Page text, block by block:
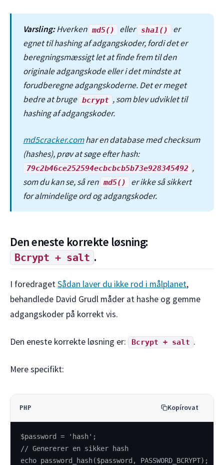
Varsling:Hverken md5() eller sha1()
er
egnet til hashing af adgangskoder, fordi det er
beregningsmæssigt let at finde frem til den
originale adgangskode eller i det mindste at
forudberegne adgangskoderne. Det er meget
bedre at bruge bcrypt , som blev udviklet til
hashing af adgangskoder.
md5cracker.comhar en database med checksum
(hashes), prøv at søge efter hash:
79c2b46ce252594ecbcbcb5b73e928345492 ,
som du kan se, så ren md5()
er ikke så sikkert
for almindelige ord og adgangskoder.
Den eneste korrekte løsning:
Bcrypt + salt .
I foredragetSådan laver du ikke rod i målplanet,
behandlede David Grudl måder at hashe og gemme
adgangskoder på korrekt vis.
Den eneste korrekte løsning er: Bcrypt + salt .
Mere specifikt:
PHP Kopírovat
$password = 'hash';
// Genererer en sikker hash
echo password_hash($password, PASSWORD_BCRYPT);